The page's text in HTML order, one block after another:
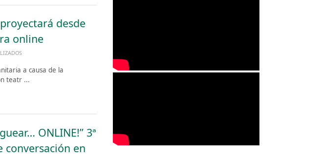
desde
online
a causa de la
teatr ...
ONLINE!” 3ª
conversación en